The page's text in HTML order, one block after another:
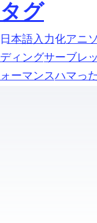
タグ
google-日本語入力 (1)https化 (1)アニソ
ディング (1)サーブレット
ォーマンス (1)ハマった